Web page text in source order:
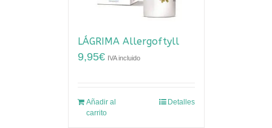
LÁGRIMA Allergoftyll
9,95€ IVA incluido
Añadir al
carrito
Detalles